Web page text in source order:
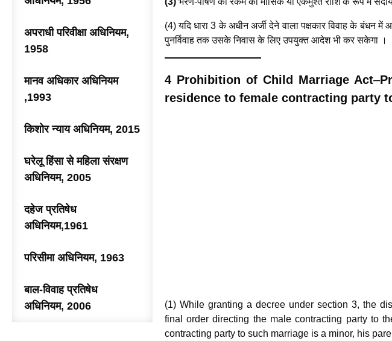
अपराधी परिवीक्षा अधिनियम,
1958
मानव अधिकार अधिनियम
,1993
किशोर न्याय अधिनियम, 2015
घरेलू हिंसा से महिला संरक्षण
अधिनियम, 2005
दहेज प्रतिषेध
अधिनियम,1961
परिसीमा अधिनियम, 1963
बाल-विवाह प्रतिषेध
अधिनियम, 2006
(4) यदि धारा 3 के अधीन अर्जी देने वाला पक्षकार विवाह के बंधन में
पुनर्विवाह तक उसके निवास के लिए उपयुक्त आदेश भी कर सकेगा ।
4 Prohibition of Child Marriage Act–
residence to female contracting party
(1) While granting a decree under section 3, the
final order directing the male contracting party to
contracting party to such marriage is a minor, his